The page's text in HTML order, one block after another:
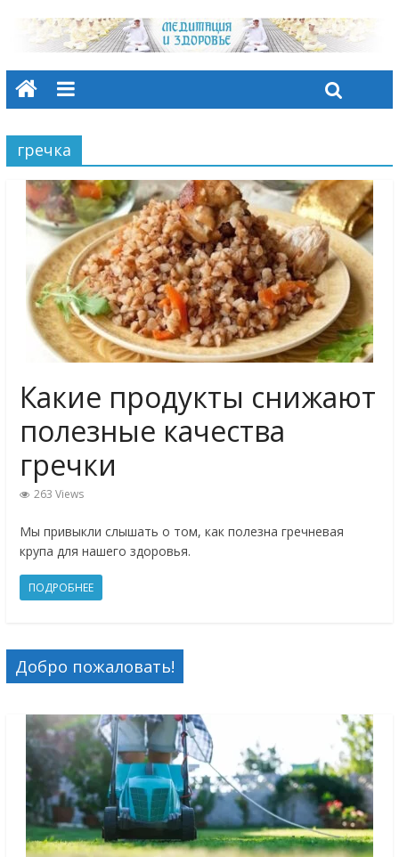
гречка
Какие продукты снижают
полезные качества
гречки
263 Views
Мы привыкли слышать о том, как полезна гречневая
крупа для нашего здоровья.
ПОДРОБНЕЕ
Добро пожаловать!